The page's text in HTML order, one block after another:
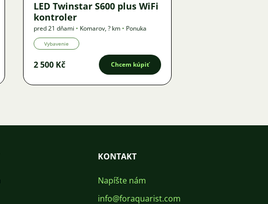
LED Twinstar S600 plus WiFi
kontroler
pred 21 dňami • Komarov,? km • Ponuka
Vybavenie
2 500 Kč Chcem kúpiť
KONTAKT
Napíšte nám
info@foraquarist.com